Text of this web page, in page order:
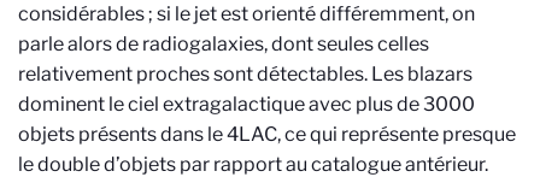
considérables ; si le jet est orienté différemment, on
parle alors de radiogalaxies, dont seules celles
relativement proches sont détectables. Les blazars
dominent le ciel extragalactique avec plus de 3000
objets présents dans le 4LAC, ce qui représente presque
le double d’objets par rapport au catalogue antérieur.